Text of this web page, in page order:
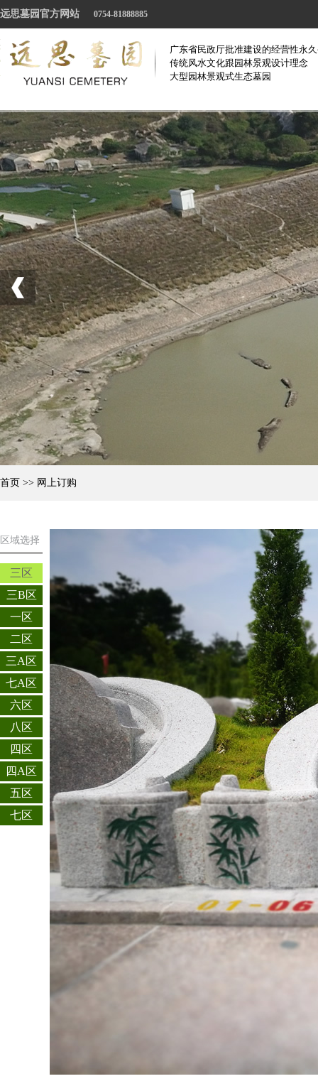
远思墓园官方网站 0754-81888885
广东省民政厅批准建设的经营性永
传统风水文化跟园林景观设计理念
大型园林景观式生态墓园
首页 >> 网上订购
区域选择
三区
三B区
一区
二区
三A区
七A区
六区
八区
四区
四A区
五区
七区